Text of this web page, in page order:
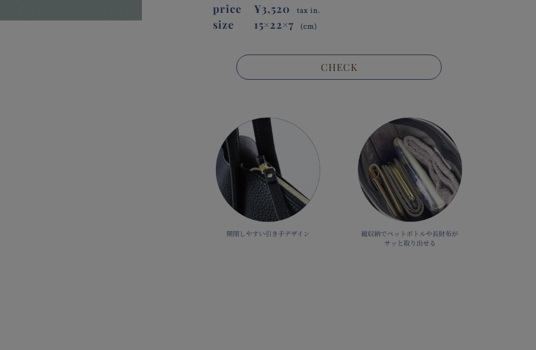
price ¥3,520 tax in.
size 15×22×7 (cm)
CHECK
開閉しやすい引き手デザイン
縦収納でペットボトルや長財布が
サッと取り出せる